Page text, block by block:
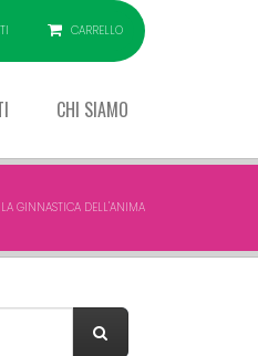
CARRELLO
CHI SIAMO
LA GINNASTICA DELL'ANIMA